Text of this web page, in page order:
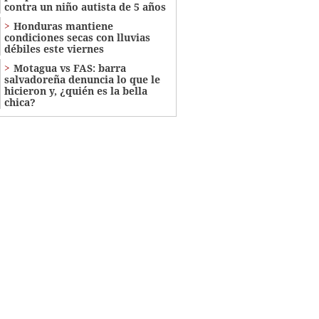
contra un niño autista de 5 años
Honduras mantiene
condiciones secas con lluvias
débiles este viernes
Motagua vs FAS: barra
salvadoreña denuncia lo que le
hicieron y, ¿quién es la bella
chica?